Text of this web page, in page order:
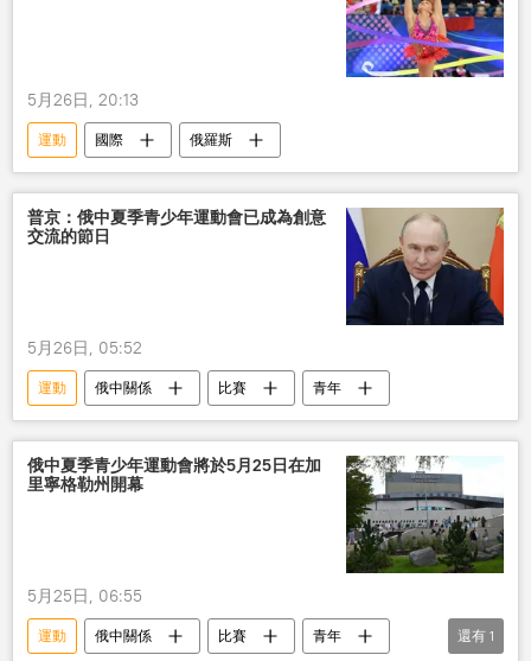
5月26日, 20:13
運動 國際 俄羅斯
普京：俄中夏季青少年運動會已成為創意
交流的節日
5月26日, 05:52
運動 俄中關係 比賽 青年
俄中夏季青少年運動會將於5月25日在加
里寧格勒州開幕
5月25日, 06:55
運動 俄中關係 比賽
青年
還有 1